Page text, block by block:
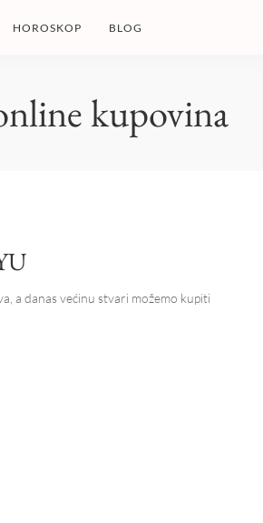
HOROSKOP BLOG
kupovina
a danas većinu stvari možemo kupiti